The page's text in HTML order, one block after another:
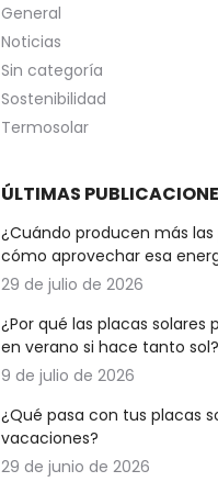
General
Noticias
Sin categoría
Sostenibilidad
Termosolar
ÚLTIMAS
¿Cuándo producen más las
cómo aprovechar esa
29 de julio de 2026
¿Por qué las placas solares
en verano si hace tanto sol?
9 de julio de 2026
¿Qué pasa con tus placas
vacaciones?
29 de junio de 2026